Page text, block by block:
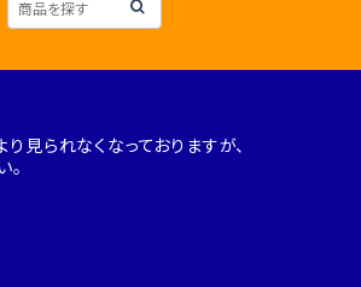
られなくなっておりますが、